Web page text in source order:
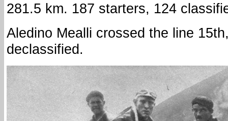
281.5 km. 187 starters, 124
Aledino Mealli crossed the line
declassified.